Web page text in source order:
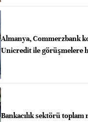
Almanya, Commerzbank
Unicredit ile görüşmelere
Bankacılık sektörü toplam